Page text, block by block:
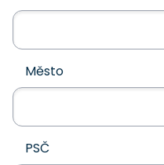
Město
PSČ